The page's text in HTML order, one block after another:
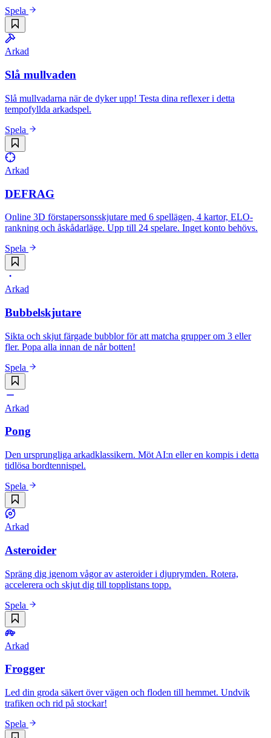
Spela
Arkad
Slå mullvaden
Slå mullvadarna när de dyker upp! Testa dina reflexer i detta
tempofyllda arkadspel.
Spela
Arkad
DEFRAG
Online 3D förstapersonsskjutare med 6 spellägen, 4 kartor, ELO-
rankning och åskådarläge. Upp till 24 spelare. Inget konto behövs.
Spela
Arkad
Bubbelskjutare
Sikta och skjut färgade bubblor för att matcha grupper om 3 eller
fler. Popa alla innan de når botten!
Spela
Arkad
Pong
Den ursprungliga arkadklassikern. Möt AI:n eller en kompis i detta
tidlösa bordtennispel.
Spela
Arkad
Asteroider
Spräng dig igenom vågor av asteroider i djuprymden. Rotera,
accelerera och skjut dig till topplistans topp.
Spela
Arkad
Frogger
Led din groda säkert över vägen och floden till hemmet. Undvik
trafiken och rid på stockar!
Spela